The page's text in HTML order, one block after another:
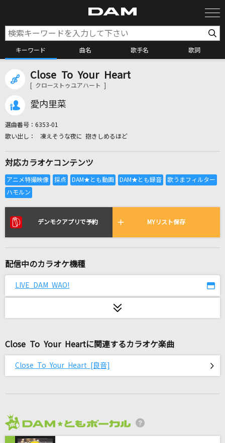
キーワード 曲名 歌手名 歌詞
カラオケ検索
全国りれき
リアルタイムで歌われている曲の一覧
[生音]カシスオレンジ
Blue Bird
コブクロ
青山新
雪恋華
8utterfly
革命道中
Close To Your Heart
[ クローストゥユアハート ]
愛内里菜
選曲番号： 6353-01
凍えそうな夜に 抱きしめるほど
対応カラオケコンテンツ
デンモクアプリで予約 MYリスト保存
配信中のカラオケ機種
LIVE DAM WAO!
Close To Your Heartに関連するカラオケ楽曲
Close To Your Heart [良音]